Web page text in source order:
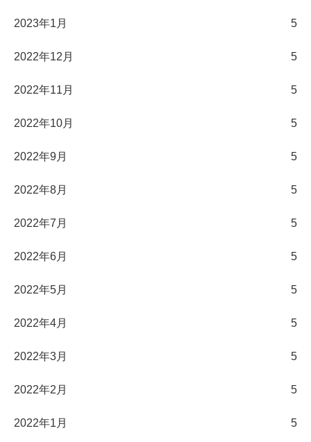
2023年1月 5
2022年12月 5
2022年11月 5
2022年10月 5
2022年9月 5
2022年8月 5
2022年7月 5
2022年6月 5
2022年5月 5
2022年4月 5
2022年3月 5
2022年2月 5
2022年1月 5